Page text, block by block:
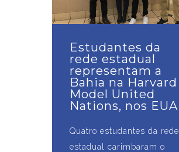
Estudantes da
rede estadual
representam a
Bahia na Harvard
Model United
Nations, nos EUA
Quatro estudantes da rede
estadual carimbaram o